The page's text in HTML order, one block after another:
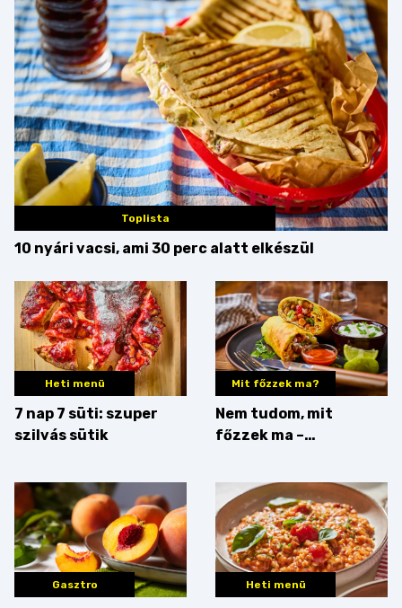
Toplista
10 nyári vacsi, ami 30 perc alatt elkészül
Heti menü
7 nap 7 süti: szuper
szilvás sütik
Mit főzzek ma?
Nem tudom, mit
főzzek ma –
Gasztro Heti menü